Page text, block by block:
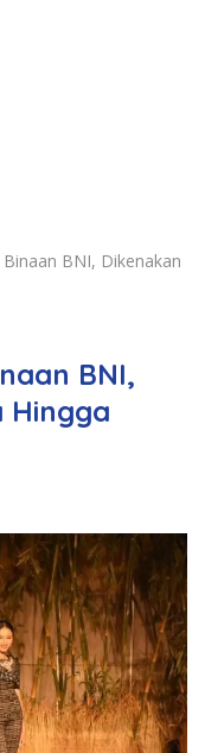
BNI, Dikenakan
BNI,
Hingga